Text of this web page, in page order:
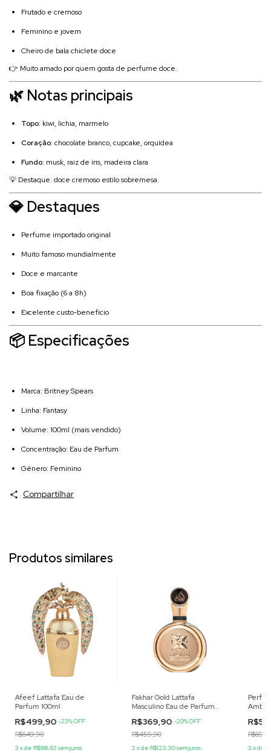
Frutado e cremoso
Feminino e jovem
Cheiro de bala chiclete doce
👉 Muito amado por quem gosta de perfume doce.
🌿 Notas principais
Topo: kiwi, lichia, marmelo
Coração: chocolate branco, cupcake, orquídea
Fundo: musk, raiz de íris, madeira clara
💡 Destaque: doce cremoso estilo sobremesa.
💎 Destaques
Perfume importado original
Muito famoso mundialmente
Doce e marcante
Boa fixação (6 a 8h)
Excelente custo-benefício
📦 Especificações
Marca: Britney Spears
Linha: Fantasy
Volume: 100ml (mais vendido)
Concentração: Eau de Parfum
Gênero: Feminino
Compartilhar
Produtos similares
Afeef Lattafa Eau de
Parfum 100ml
R$499,90-23%OFF
R$649,90
3 xde R$166,63 sem juros
Fakhar Gold Lattafa
Masculino Eau de Parfum
R$369,90-20%OFF
R$459,90
3xde R$123,30sem juros 3 xde